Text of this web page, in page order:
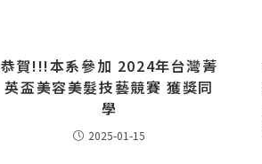
恭賀!!!本系參加 2024年台灣菁
英盃美容美髮技藝競賽 獲獎同
學
2025-01-15